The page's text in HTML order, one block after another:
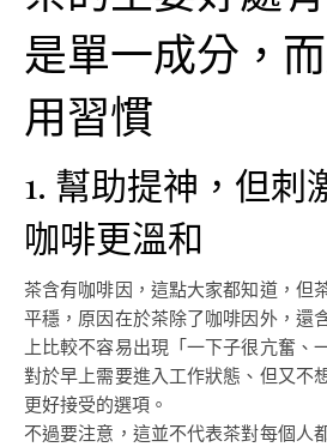
是單一成分，
用習慣
1. 幫助提神，但刺
咖啡更溫和
茶含有咖啡因，這點大家都知道，但
平穩，原因在於茶除了咖啡因外，還
上比較不容易出現「一下子很亢奮、
對於早上需要進入工作狀態、但又不
更好接受的選項。
不過要注意，這並不代表茶對每個人